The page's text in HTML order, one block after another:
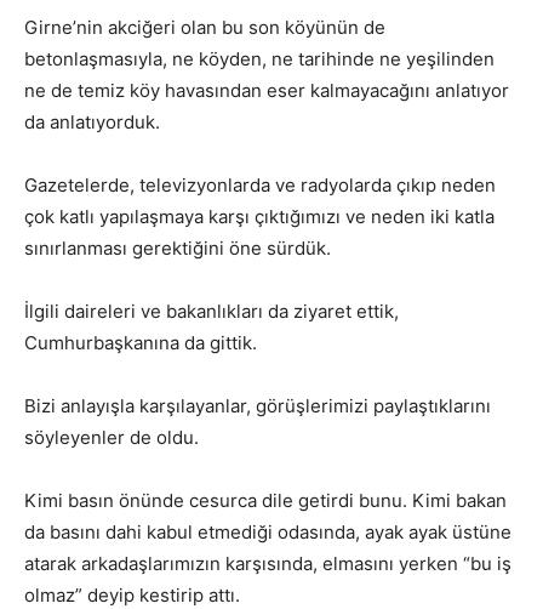
Girne’nin akciğeri olan bu son köyünün de
betonlaşmasıyla, ne köyden, ne tarihinde ne yeşilinden
ne de temiz köy havasından eser kalmayacağını anlatıyor
da anlatıyorduk.
Gazetelerde, televizyonlarda ve radyolarda çıkıp neden
çok katlı yapılaşmaya karşı çıktığımızı ve neden iki katla
sınırlanması gerektiğini öne sürdük.
İlgili daireleri ve bakanlıkları da ziyaret ettik,
Cumhurbaşkanına da gittik.
Bizi anlayışla karşılayanlar, görüşlerimizi paylaştıklarını
söyleyenler de oldu.
Kimi basın önünde cesurca dile getirdi bunu. Kimi bakan
da basını dahi kabul etmediği odasında, ayak ayak üstüne
atarak arkadaşlarımızın karşısında, elmasını yerken “bu iş
olmaz” deyip kestirip attı.